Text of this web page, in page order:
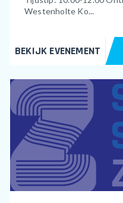
Westenholte Ko...
BEKIJK EVENEMENT